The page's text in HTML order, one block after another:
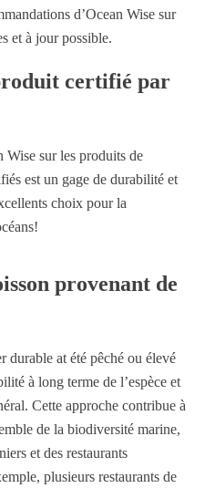
d’Ocean Wise sur
et à jour possible.
certifié par
Wise sur les produits de
est un gage de durabilité et
choix pour la
provenant de
durable at été pêché ou élevé
à long terme de l’espèce et
Cette approche contribue à
de la biodiversité marine,
et des restaurants
plusieurs restaurants de